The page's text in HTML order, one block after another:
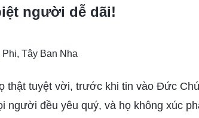
người dễ dãi!
Phi, Tây Ban Nha
thật tuyệt vời, trước khi tin vào Đức
người đều yêu quý, và họ không xúc